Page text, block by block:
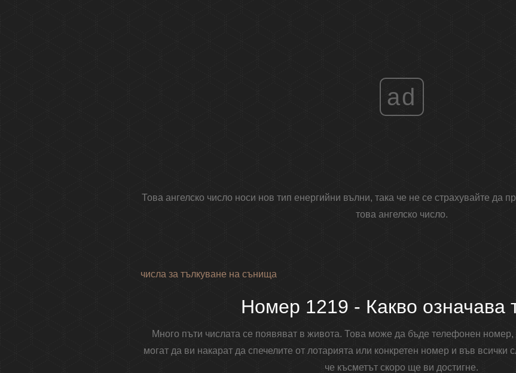
ad
Това ангелско число носи нов тип енергийни вълни, така че не се страхувайте да
това ангелско число.
числа за тълкуване на сънища
Номер 1219 - Какво означава
Много пъти числата се появяват в живота. Това може да бъде телефонен номер,
могат да ви накарат да спечелите от лотарията или конкретен номер и във всички
че късметът скоро ще ви достигне.